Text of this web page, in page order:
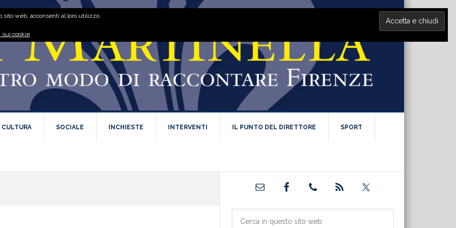
CULTURA SOCIALE INCHIESTE INTERVENTI IL PUNTO DEL DIRETTORE SPORT
Barra
primaria
web, acconsenti al loro utilizzo.
sui cookie